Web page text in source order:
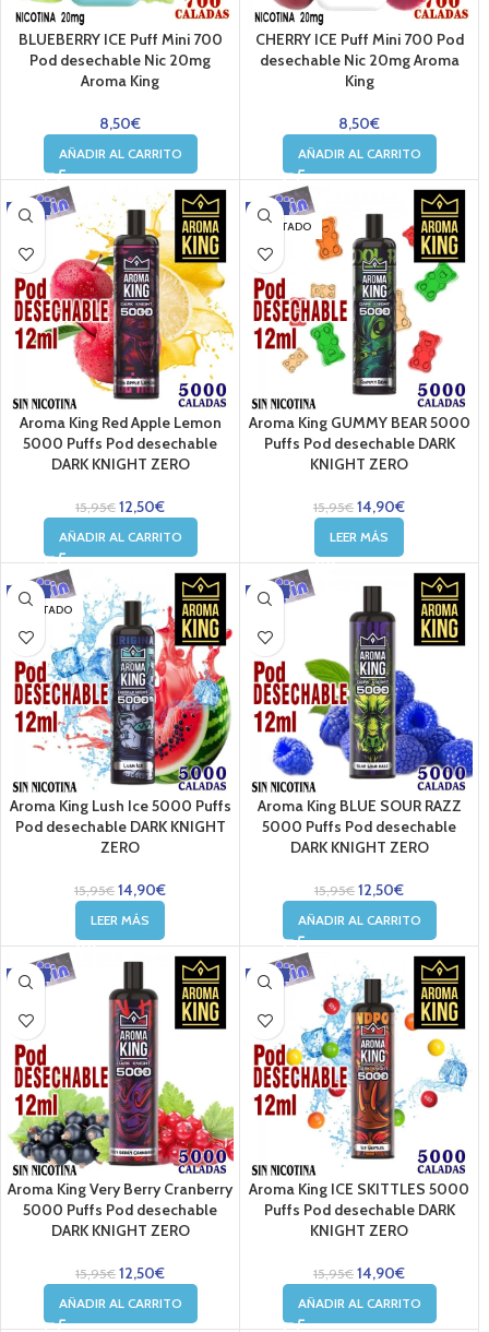
BLUEBERRY ICE Puff Mini 700
Pod desechable Nic 20mg
Aroma King
8,50€
AÑADIR AL CARRITO
CHERRY ICE Puff Mini 700 Pod
desechable Nic 20mg Aroma
King
8,50€
AÑADIR AL CARRITO
-22%
Aroma King Red Apple Lemon
5000 Puffs Pod desechable
DARK KNIGHT ZERO
15,95€ 12,50€
AÑADIR AL CARRITO
-7%
AGOTADO
Aroma King GUMMY BEAR 5000
Puffs Pod desechable DARK
KNIGHT ZERO
15,95€ 14,90€
LEER MÁS
-7%
AGOTADO
Aroma King Lush Ice 5000 Puffs
Pod desechable DARK KNIGHT
ZERO
15,95€ 14,90€
LEER MÁS
-22%
Aroma King BLUE SOUR RAZZ
5000 Puffs Pod desechable
DARK KNIGHT ZERO
15,95€ 12,50€
AÑADIR AL CARRITO
-22%
Aroma King Very Berry Cranberry
5000 Puffs Pod desechable
DARK KNIGHT ZERO
15,95€ 12,50€
AÑADIR AL CARRITO
-7%
Aroma King ICE SKITTLES 5000
Puffs Pod desechable DARK
KNIGHT ZERO
15,95€ 14,90€
AÑADIR AL CARRITO